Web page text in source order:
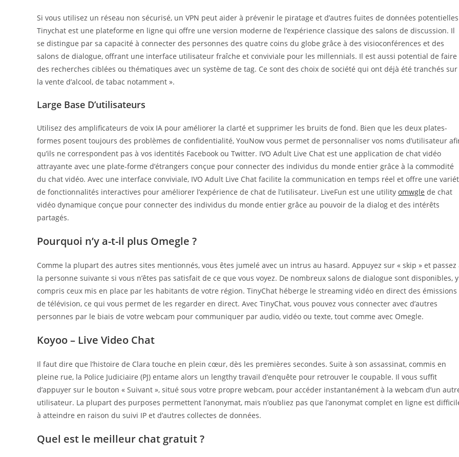
Si vous utilisez un réseau non sécurisé, un VPN peut aider à prévenir le piratage et d’autres fuites de données
Tinychat est une plateforme en ligne qui offre une version moderne de l’expérience classique des salons de discussion. Il
se distingue par sa capacité à connecter des personnes des quatre coins du globe grâce à des visioconférences et des
salons de dialogue, offrant une interface utilisateur fraîche et conviviale pour les millennials. Il est aussi potential de faire
des recherches ciblées ou thématiques avec un système de tag. Ce sont des choix de société qui ont déjà été tranchés sur
la vente d’alcool, de tabac notamment ».
Large Base D’utilisateurs
Utilisez des amplificateurs de voix IA pour améliorer la clarté et supprimer les bruits de fond. Bien que les deux plates-
formes posent toujours des problèmes de confidentialité, YouNow vous permet de personnaliser vos noms d’utilisateur
qu’ils ne correspondent pas à vos identités Facebook ou Twitter. IVO Adult Live Chat est une application de chat vidéo
attrayante avec une plate-forme d’étrangers conçue pour connecter des individus du monde entier grâce à la commodité
du chat vidéo. Avec une interface conviviale, IVO Adult Live Chat facilite la communication en temps réel et offre une
de fonctionnalités interactives pour améliorer l’expérience de chat de l’utilisateur. LiveFun est une utility omwgle de chat
vidéo dynamique conçue pour connecter des individus du monde entier grâce au pouvoir de la dialog et des intérêts
partagés.
Pourquoi n’y a-t-il plus Omegle ?
Comme la plupart des autres sites mentionnés, vous êtes jumelé avec un intrus au hasard. Appuyez sur « skip » et passez
la personne suivante si vous n’êtes pas satisfait de ce que vous voyez. De nombreux salons de dialogue sont disponibles, y
compris ceux mis en place par les habitants de votre région. TinyChat héberge le streaming vidéo en direct des émissions
de télévision, ce qui vous permet de les regarder en direct. Avec TinyChat, vous pouvez vous connecter avec d’autres
personnes par le biais de votre webcam pour communiquer par audio, vidéo ou texte, tout comme avec Omegle.
Koyoo – Live Video Chat
Il faut dire que l’histoire de Clara touche en plein cœur, dès les premières secondes. Suite à son assassinat, commis en
pleine rue, la Police Judiciaire (PJ) entame alors un lengthy travail d’enquête pour retrouver le coupable. Il vous suffit
d’appuyer sur le bouton « Suivant », situé sous votre propre webcam, pour accéder instantanément à la webcam d’un
utilisateur. La plupart des purposes permettent l’anonymat, mais n’oubliez pas que l’anonymat complet en ligne est
à atteindre en raison du suivi IP et d’autres collectes de données.
Quel est le meilleur chat gratuit ?